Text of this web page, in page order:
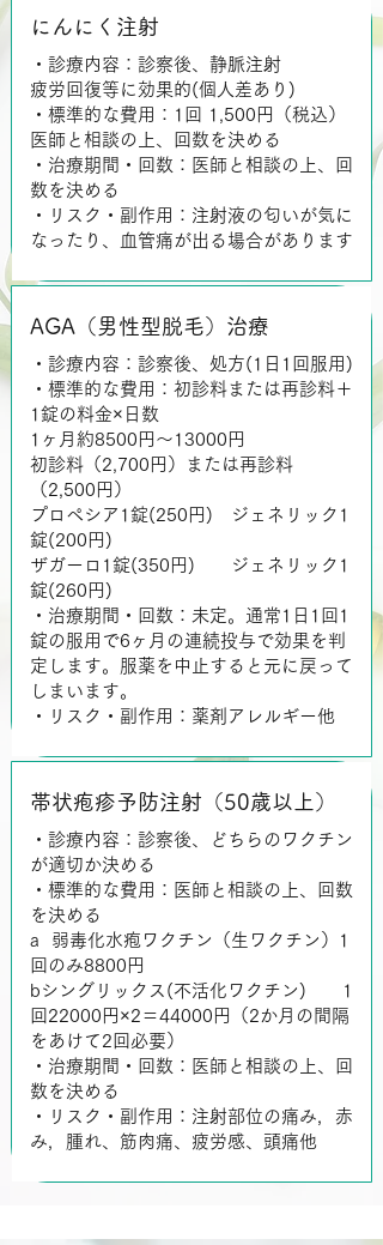
にんにく注射
・診療内容：診察後、静脈注射
疲労回復等に効果的(個人差あり)
・標準的な費用：1回 1,500円（税込）
医師と相談の上、回数を決める
・治療期間・回数：医師と相談の上、回
数を決める
・リスク・副作用：注射液の匂いが気に
なったり、血管痛が出る場合があります
AGA（男性型脱毛）治療
・診療内容：診察後、処方(1日1回服用)
・標準的な費用：初診料または再診料＋
1錠の料金×日数
1ヶ月約8500円～13000円
初診料（2,700円）または再診料
（2,500円）
プロペシア1錠(250円) ジェネリック1
錠(200円)
ザガーロ1錠(350円) ジェネリック1
錠(260円)
・治療期間・回数：未定。通常1日1回1
錠の服用で6ヶ月の連続投与で効果を判
定します。服薬を中止すると元に戻って
しまいます。
・リスク・副作用：薬剤アレルギー他
帯状疱疹予防注射（50歳以上）
・診療内容：診察後、どちらのワクチン
が適切か決める
・標準的な費用：医師と相談の上、回数
を決める
a 弱毒化水疱ワクチン（生ワクチン）1
回のみ8800円
bシングリックス(不活化ワクチン) 1
回22000円×2＝44000円（2か月の間隔
をあけて2回必要）
・治療期間・回数：医師と相談の上、回
数を決める
・リスク・副作用：注射部位の痛み，赤
み，腫れ、筋肉痛、疲労感、頭痛他